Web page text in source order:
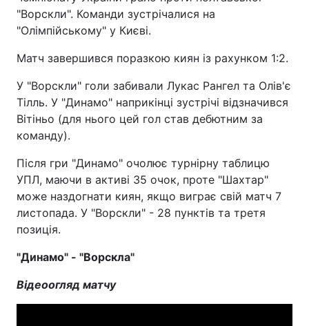
"Ворскли". Команди зустрічалися на
"Олімпійському" у Києві.
Матч завершився поразкою киян із рахунком 1:2.
У "Ворскли" голи забивали Лукас Рангел та Олів'є
Тілль. У "Динамо" наприкінці зустрічі відзначився
Вітіньо (для нього цей гол став дебютним за
команду).
Після гри "Динамо" очолює турнірну таблицю
УПЛ, маючи в активі 35 очок, проте "Шахтар"
може наздогнати киян, якщо виграє свій матч 7
листопада. У "Ворскли" - 28 пунктів та третя
позиція.
"Динамо" - "Ворскла"
Відеоогляд матчу